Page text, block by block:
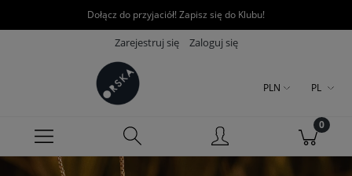
Dołącz do przyjaciół! Zapisz się do Klubu!
Zarejestruj się Zaloguj się
PLN PL